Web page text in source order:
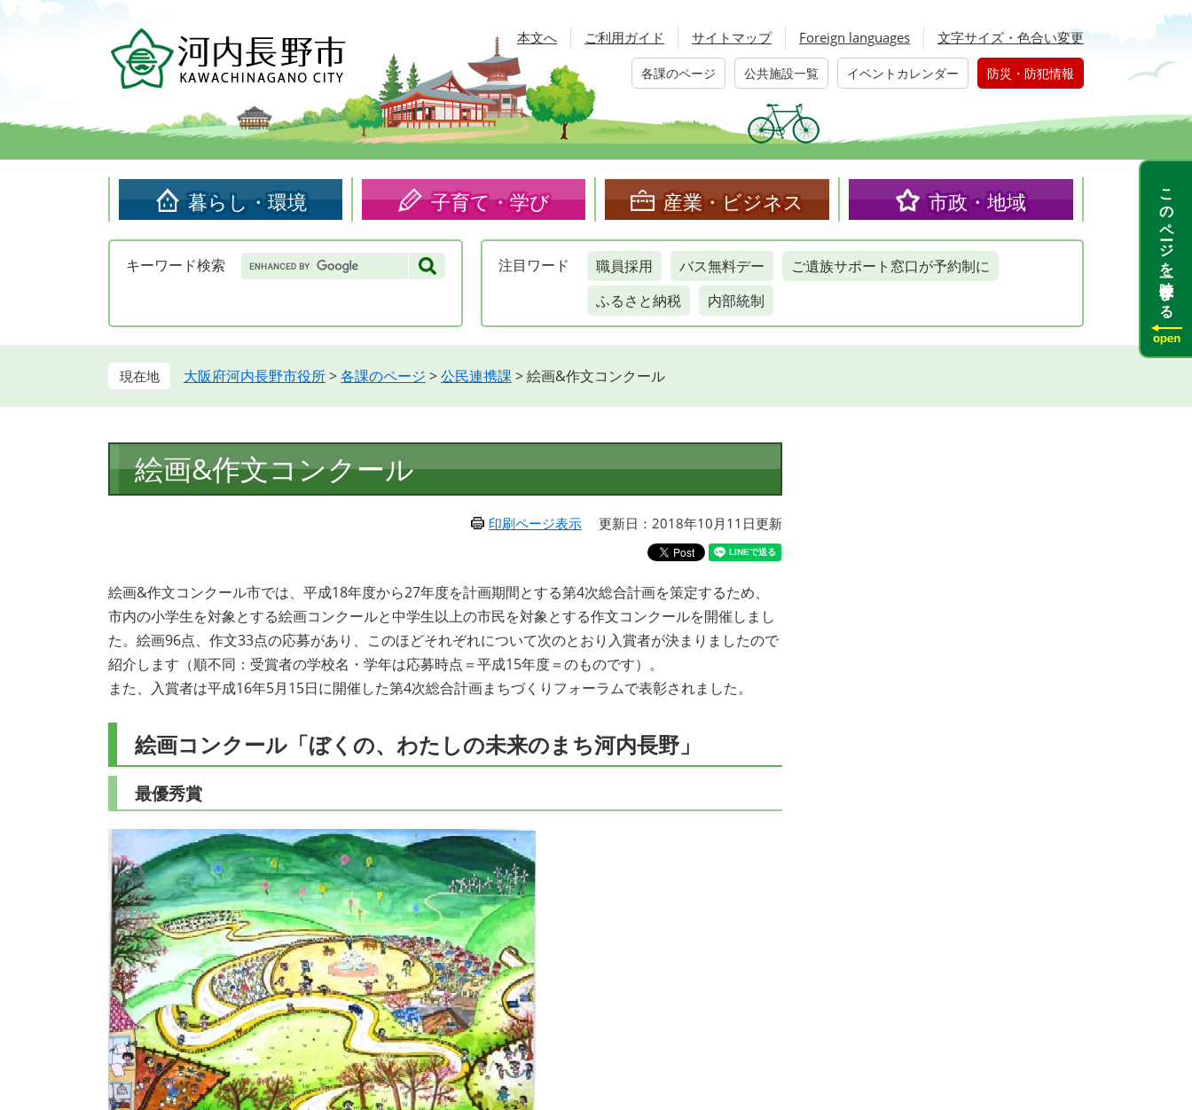
頭
す。
飛
し
本文へ ご利用ガイド サイトマップ Foreign languages 文字サイズ・色合い変更
各課のページ 公共施設一覧 イベントカレンダー 防災・防犯情報
暮らし・環境 子育て・学び 産業・ビジネス 市政・地域
キーワード検索 Google
カ
検
注目 ワード 職員採用 バス無料デー
ご遺族サポート窓口が予約制に
ふるさと納税
内部統制
大阪府河内長野市役所>各課のページ >公民連携課 >絵画&作文コンクール
文
絵画&作文コンクール
印刷ページ表示 更新日：2018年10月11日更新
絵画&作文コンクール市では、平成18年度から27年度を計画期間とする第4次総合計画を策定するため、
市内の小学生を対象とする絵画コンクールと中学生以上の市民を対象とする作文コンクールを開催しまし
た。絵画96点、作文33点の応募があり、このほどそれぞれについて次のとおり入賞者が決まりましたので
紹介します（順不同：受賞者の学校名・学年は応募時点＝平成15年度＝のものです）。
また、入賞者は平成16年5月15日に開催した第4次総合計画まちづくりフォーラムで表彰されました。
絵画コンクール「ぼくの、わたしの未来のまち河内長野」
最優秀賞
このページを一時保存する